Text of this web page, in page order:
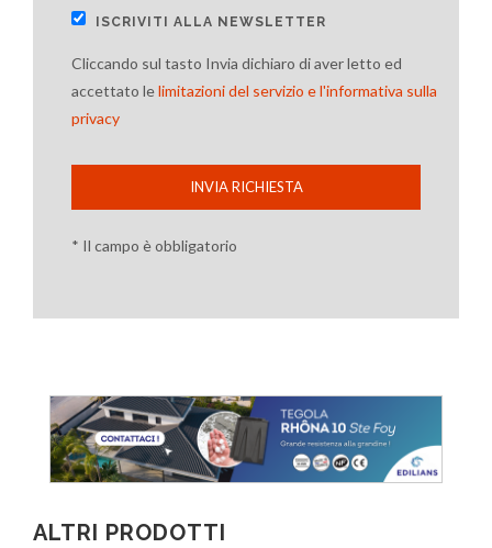
ISCRIVITI ALLA NEWSLETTER
Cliccando sul tasto Invia dichiaro di aver letto ed
accettato lelimitazioni del servizio e l'informativa sulla
privacy
INVIA RICHIESTA
* Il campo è obbligatorio
ALTRI PRODOTTI